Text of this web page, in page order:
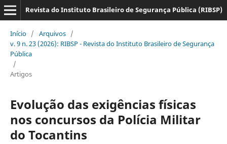
Revista do Instituto Brasileiro de Segurança Pública (RIBSP)
Início / Arquivos /
v. 9 n. 23 (2026): RIBSP - Revista do Instituto Brasileiro de Segurança
Pública
/
Artigos
Evolução das exigências físicas
nos concursos da Polícia Militar
do Tocantins